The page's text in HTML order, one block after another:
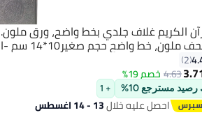
الكريم غلاف جلدي بخط واضح، ورق ملون.
خط واضح حجم صغير10*14 سم -ابيض
2
4.63خصم 19%
مسترجع 10% + 1
احصل عليه خلال13 - 14 اغسطس